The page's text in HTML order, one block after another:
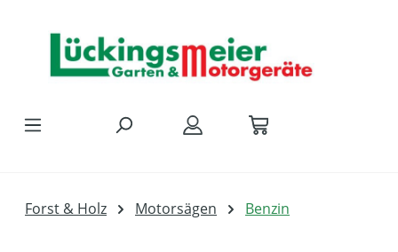
Forst & Holz Motorsägen Benzin